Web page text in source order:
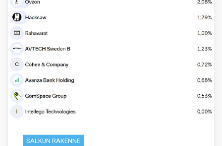
SALKUN RAKENNE